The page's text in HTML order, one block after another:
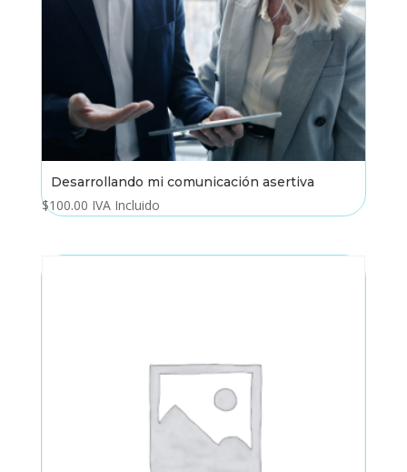
Desarrollando mi comunicación asertiva
$100.00 IVA Incluido